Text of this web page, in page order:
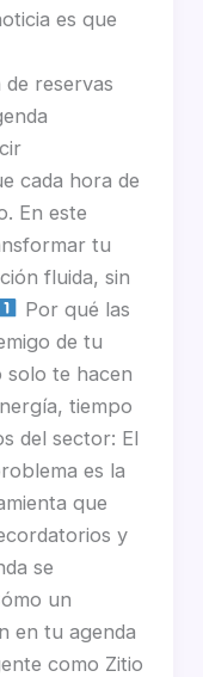
es que
reservas
cada hora de
En este
tu
fluida, sin
Por qué las
de tu
solo te hacen
tiempo
del sector: El
es la
que
y
se
un
en tu agenda
como Zitio